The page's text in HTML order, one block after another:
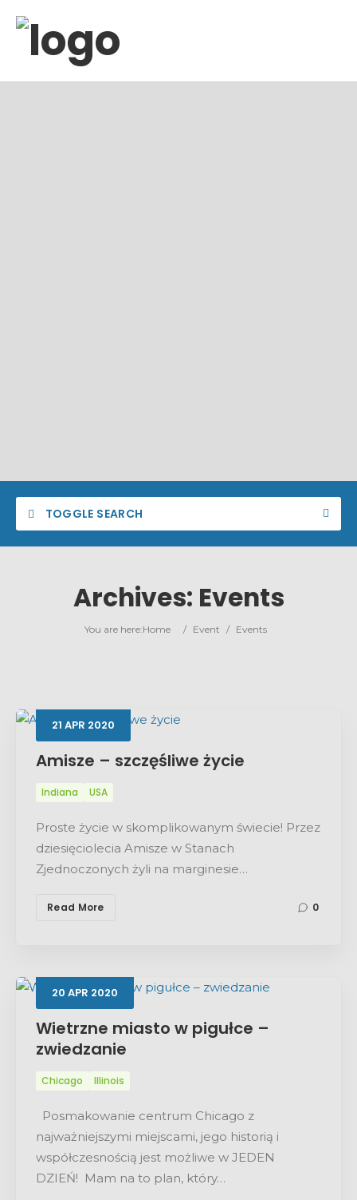
TOGGLE SEARCH
Archives: Events
You are here:Home / Event / Events
21 APR 2020
Amisze – szczęśliwe życie
Indiana USA
Proste życie w skomplikowanym świecie! Przez
dziesięciolecia Amisze w Stanach
Zjednoczonych żyli na marginesie…
Read More 0
20 APR 2020
Wietrzne miasto w pigułce –
zwiedzanie
Chicago Illinois
Posmakowanie centrum Chicago z
najważniejszymi miejscami, jego historią i
współczesnością jest możliwe w JEDEN
DZIEŃ! Mam na to plan, który…